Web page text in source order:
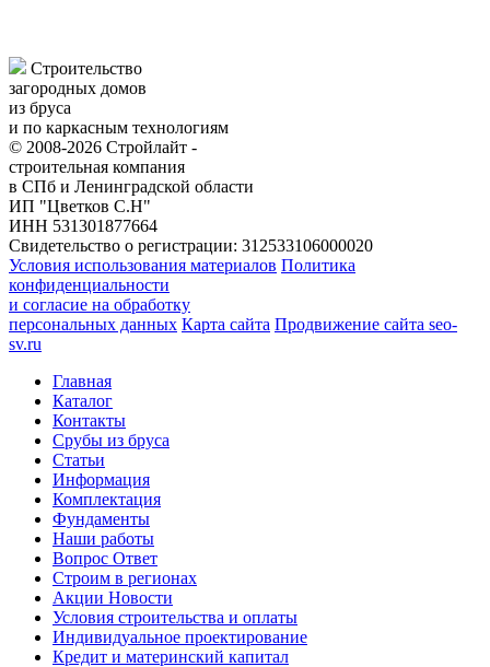
Строительство
загородных домов
из бруса
и по каркасным технологиям
© 2008-2026 Стройлайт -
строительная компания
в СПб и Ленинградской области
ИП "Цветков С.Н"
ИНН 531301877664
Свидетельство о регистрации: 312533106000020
Условия использования материалов Политика
конфиденциальности
и согласие на обработку
персональных данных Карта сайта Продвижение сайта seo-
sv.ru
Главная
Каталог
Контакты
Срубы из бруса
Статьи
Информация
Комплектация
Фундаменты
Наши работы
Вопрос Ответ
Строим в регионах
Акции Новости
Условия строительства и оплаты
Индивидуальное проектирование
Кредит и материнский капитал